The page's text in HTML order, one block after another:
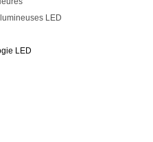
demandes
LED
LED